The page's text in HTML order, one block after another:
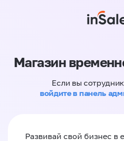
Магазин
Если вы
войдите в панель
Развивай свой бизнес в